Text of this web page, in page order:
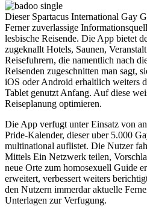
Dieser Spartacus International Gay
Ferner zuverlassige
lesbische Reisende. Die App bietet
zugeknallt Hotels, Saunen,
Reisefuhrern, die namentlich nach
Reisenden zugeschnitten man sagt,
iOS oder Android erhaltlich weiters
Tablet genutzt Anfang. Auf diese
Reiseplanung optimieren.
Die App verfugt unter Einsatz von
Pride-Kalender, dieser uber 5.000
multinational auflistet. Die Nutzer
Mittels Ein Netzwerk teilen,
neue Orte zum homosexuell Guide
erweitert, verbessert weiters
den Nutzern immerdar aktuelle
Unterlagen zur Verfugung.